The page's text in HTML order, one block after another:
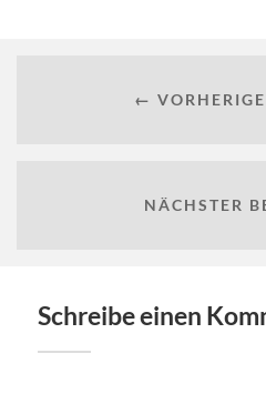
←
NÄCHSTER
Schreibe einen